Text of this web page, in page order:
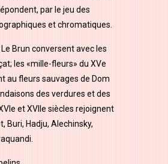
par le jeu des
et chromatiques.
Brun conversent avec les
les «mille-fleurs» du XVe
au fleurs sauvages de Dom
des verdures et des
et XVlle siècles rejoignent
Buri, Hadju, Alechinsky,